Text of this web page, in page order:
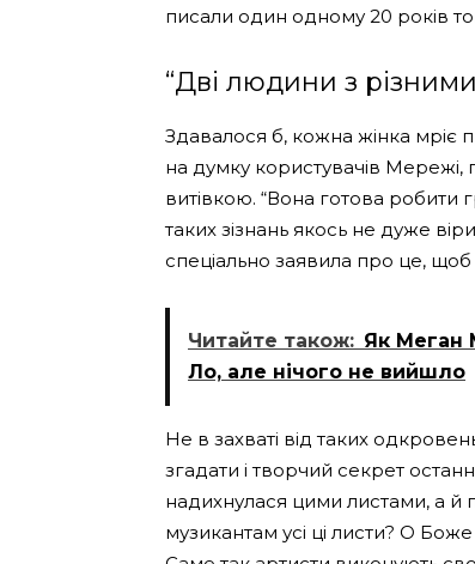
писали один одному 20 років
“Дві людини з
Здавалося б, кожна жінка мріє
на думку користувачів
витівкою. “Вона готова робити
таких зізнань якось не дуже
спеціально заявила про це,
Читайте також: Як Меган
Ло, але нічого не вийшло
Не в захваті від таких
згадати і творчий секрет
надихнулася цими листами, а й
музикантам усі ці листи? О